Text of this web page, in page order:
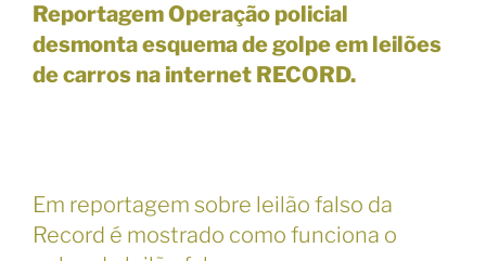
Reportagem Operação policial
desmonta esquema de golpe em leilões
de carros na internet RECORD.
Em reportagem sobre leilão falso da
Record é mostrado como funciona o